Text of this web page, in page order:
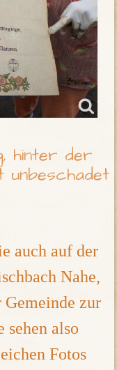
hinter der
unbeschadet
auch auf der
Nahe,
Gemeinde zur
sehen also
Fotos